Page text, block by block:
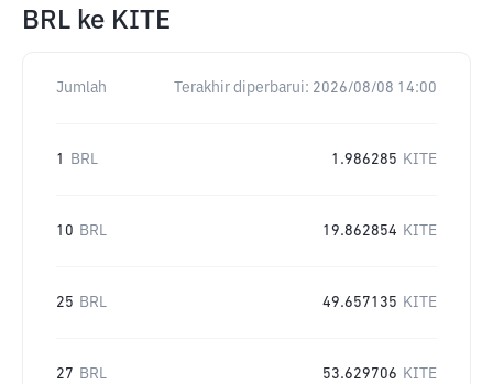
BRL ke KITE
Jumlah Terakhir diperbarui: 2026/08/08 14:00
1 BRL 1.986285 KITE
10 BRL 19.862854 KITE
25 BRL 49.657135 KITE
27 BRL 53.629706 KITE